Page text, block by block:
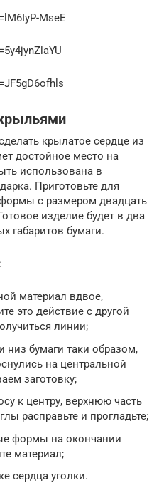
MseE
крылатое сердце из
достойное место на
использована в
Приготовьте для
с размером двадцать
изделие будет в два
габаритов бумаги.
материал вдвое,
это действие с другой
линии;
низ бумаги таки образом,
на центральной
заготовку;
к центру, верхнюю часть
расправьте и прогладьте;
формы на окончании
материал;
сердца уголки.